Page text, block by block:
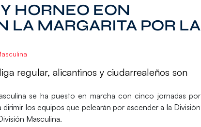
HORNEO EON
LA MARGARITA POR LA
regular, alicantinos y ciudarrealeños son
se ha puesto en marcha con cinco jornadas por
los equipos que pelearán por ascender a la División
Masculina.